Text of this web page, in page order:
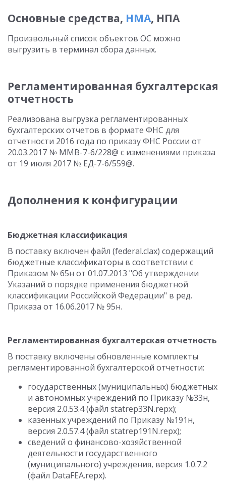
Основные средства, НМА, НПА
Произвольный список объектов ОС можно
выгрузить в терминал сбора данных.
Регламентированная бухгалтерская
отчетность
Реализована выгрузка регламентированных
бухгалтерских отчетов в формате ФНС для
отчетности 2016 года по приказу ФНС России от
20.03.2017 № ММВ-7-6/228@ с изменениями приказа
от 19 июля 2017 № ЕД-7-6/559@.
Дополнения к конфигурации
Бюджетная классификация
В поставку включен файл (federal.clax) содержащий
бюджетные классификаторы в соответствии с
Приказом № 65н от 01.07.2013 "Об утверждении
Указаний о порядке применения бюджетной
классификации Российской Федерации" в ред.
Приказа от 16.06.2017 № 95н.
Регламентированная бухгалтерская отчетность
В поставку включены обновленные комплекты
регламентированной бухгалтерской отчетности:
государственных (муниципальных) бюджетных
и автономных учреждений по Приказу №33н,
версия 2.0.53.4 (файл statrep33N.repx);
казенных учреждений по Приказу №191н,
версия 2.0.57.4 (файл statrep191N.repx);
сведений о финансово-хозяйственной
деятельности государственного
(муниципального) учреждения, версия 1.0.7.2
(файл DataFEA.repx).